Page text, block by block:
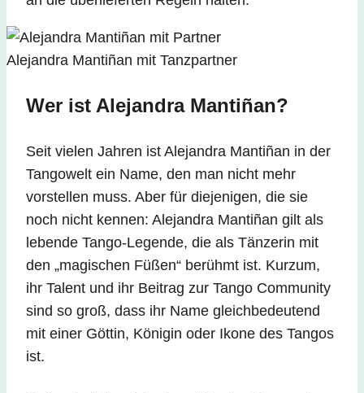
Alejandra Mantiñan mit Tanzpartner
Wer ist Alejandra Mantiñan?
Seit vielen Jahren ist Alejandra Mantiñan in der
Tangowelt ein Name, den man nicht mehr
vorstellen muss. Aber für diejenigen, die sie
noch nicht kennen: Alejandra Mantiñan gilt als
lebende Tango-Legende, die als Tänzerin mit
den „magischen Füßen“ berühmt ist. Kurzum,
ihr Talent und ihr Beitrag zur Tango Community
sind so groß, dass ihr Name gleichbedeutend
mit einer Göttin, Königin oder Ikone des Tangos
ist.